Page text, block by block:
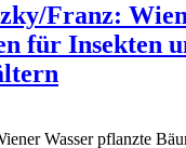
Franz:
für Insekten
Wasser pflanzte